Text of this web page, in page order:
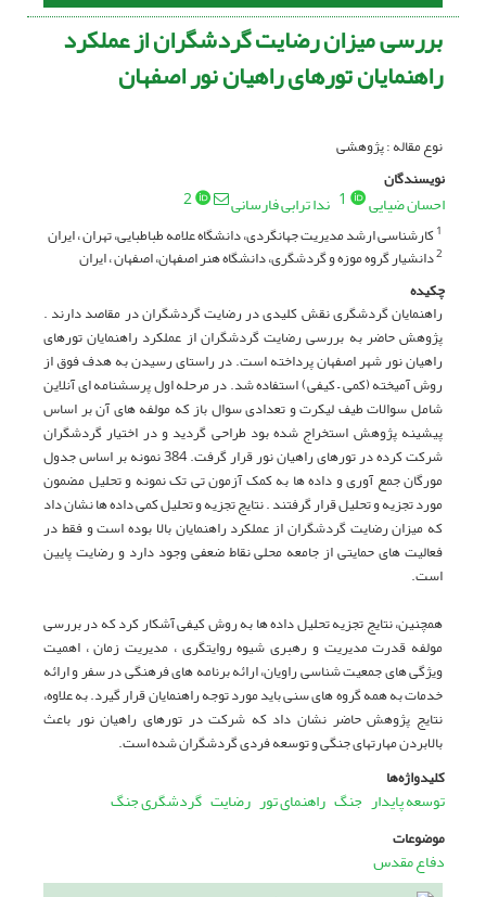
بررسی میزان رضایت گردشگران از عملکرد
راهنمایان تورهای راهیان نور اصفهان
نوع مقاله : پژوهشی
نویسندگان
احسان ضیایی 1 ندا ترابی فارسانی 2
1کارشناسی ارشد مدیریت جهانگردی، دانشگاه علامه طباطبایی، تهران ، ایران
2دانشیار گروه موزه و گردشگری، دانشگاه هنر اصفهان، اصفهان ، ایران
چکیده
راهنمایان گردشگری نقش کلیدی در رضایت گردشگران در مقاصد دارند .
پژوهش حاضر به بررسی رضایت گردشگران از عملکرد راهنمایان تورهای
راهیان نور شهر اصفهان پرداخته است. در راستای رسیدن به هدف فوق از
روش آمیخته (کمی – کیفی) استفاده شد. در مرحله اول پرسشنامه ای آنلاین
شامل سوالات طیف لیکرت و تعدادی سوال باز که مولفه های آن بر اساس
پیشینه پژوهش استخراج شده بود طراحی گردید و در اختیار گردشگران
شرکت کرده در تورهای راهیان نور قرار گرفت. 384 نمونه بر اساس جدول
مورگان جمع آوری و داده ها به کمک آزمون تی تک نمونه و تحلیل مضمون
مورد تجزیه و تحلیل قرار گرفتند . نتایج تجزیه و تحلیل کمی داده ها نشان داد
که میزان رضایت گردشگران از عملکرد راهنمایان بالا بوده است و فقط در
فعالیت های حمایتی از جامعه محلی نقاط ضعفی وجود دارد و رضایت پایین
است.
همچنین، نتایج تجزیه تحلیل داده ها به روش کیفی آشکار کرد که در بررسی
مولفه قدرت مدیریت و رهبری شیوه روایتگری ، مدیریت زمان ، اهمیت
ویژگی های جمعیت شناسی راویان، ارائه برنامه های فرهنگی در سفر و ارائه
خدمات به همه گروه های سنی باید مورد توجه راهنمایان قرار گیرد. به علاوه،
نتایج پژوهش حاضر نشان داد که شرکت در تورهای راهیان نور باعث
بالابردن مهارتهای جنگی و توسعه فردی گردشگران شده است.
کلیدواژه‌ها
توسعه پایدار جنگ راهنمای تور رضایت گردشگری جنگ
موضوعات
دفاع مقدس